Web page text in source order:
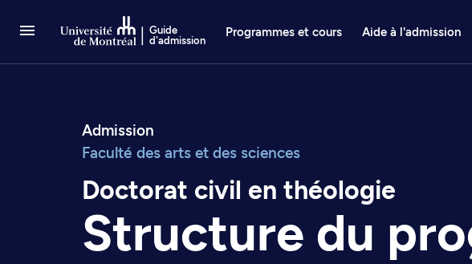
Guide
d'admission
Programmes et cours Aide à l'admission
Admission
Faculté des arts et des sciences
Doctorat civil en théologie
Structure du